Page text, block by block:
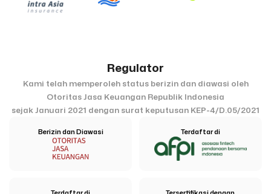
Regulator
Kami telah memperoleh status berizin dan diawasi oleh
Otoritas Jasa Keuangan Republik Indonesia
sejak Januari 2021 dengan surat keputusan KEP-4/D.05/2021
Berizin dan Diawasi Terdaftar di